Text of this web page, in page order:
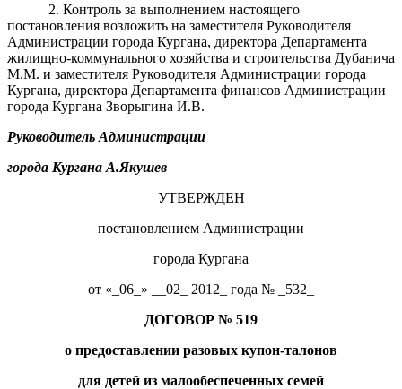
2. Контроль за выполнением настоящего
постановления возложить на заместителя Руководителя
Администрации города Кургана, директора Департамента
жилищно-коммунального хозяйства и строительства Дубанича
М.М. и заместителя Руководителя Администрации города
Кургана, директора Департамента финансов Администрации
города Кургана Зворыгина И.В.
Руководитель Администрации
города Кургана А.Якушев
УТВЕРЖДЕН
постановлением Администрации
города Кургана
от «_06_» __02_ 2012_ года № _532_
ДОГОВОР № 519
о предоставлении разовых купон-талонов
для детей из малообеспеченных семей